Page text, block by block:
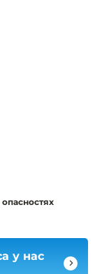
у нас